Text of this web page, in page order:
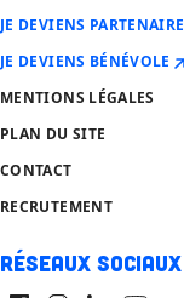
JE DEVIENS PARTENAIRE
JE DEVIENS BÉNÉVOLE
MENTIONS LÉGALES
PLAN DU SITE
CONTACT
RECRUTEMENT
Réseaux sociaux